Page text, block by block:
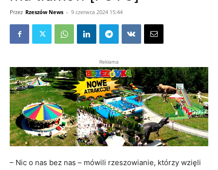
Przez Rzeszów News - 9 czerwca 2024 15:44
Reklama
– Nic o nas bez nas – mówili rzeszowianie, którzy wzięli